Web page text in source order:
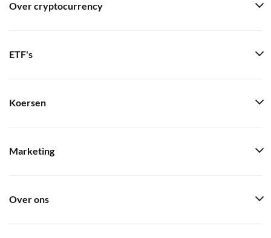
Over cryptocurrency
ETF's
Koersen
Marketing
Over ons